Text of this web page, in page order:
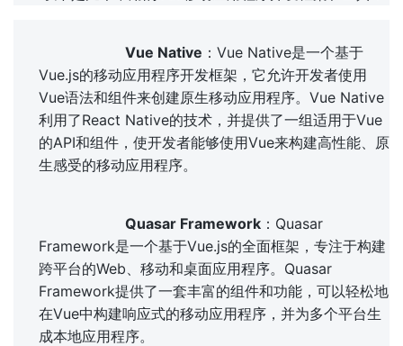
Vue Native ：Vue Native是一个基于
Vue.js的移动应用程序开发框架，它允许开发者使用
Vue语法和组件来创建原生移动应用程序。Vue Native
利用了React Native的技术，并提供了一组适用于Vue
的API和组件，使开发者能够使用Vue来构建高性能、原
生感受的移动应用程序。
Quasar Framework ：Quasar
Framework是一个基于Vue.js的全面框架，专注于构建
跨平台的Web、移动和桌面应用程序。Quasar
Framework提供了一套丰富的组件和功能，可以轻松地
在Vue中构建响应式的移动应用程序，并为多个平台生
成本地应用程序。